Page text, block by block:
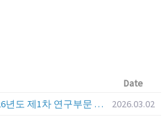
Date
[한국과학기술연구원(KIST)] 2026년도 제1차 연구부문 공개채용 안내
2026.03.02